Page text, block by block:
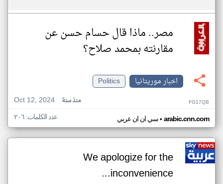
مصر.. ماذا قال حسام حسن عن
مقارنته بمحمد صلاح؟
اخبار موريتانيا
Politics
Oct 12, 2024
منذ سنة FG17QB
سي ان ان عربي• arabic.cnn.com عدد الكلمات: ٢٠٦
We apologize for the
inconvenience...